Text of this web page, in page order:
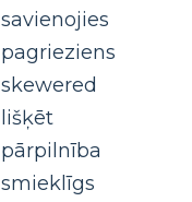
savienojies
pagrieziens
skewered
lišķēt
pārpilnība
smieklīgs